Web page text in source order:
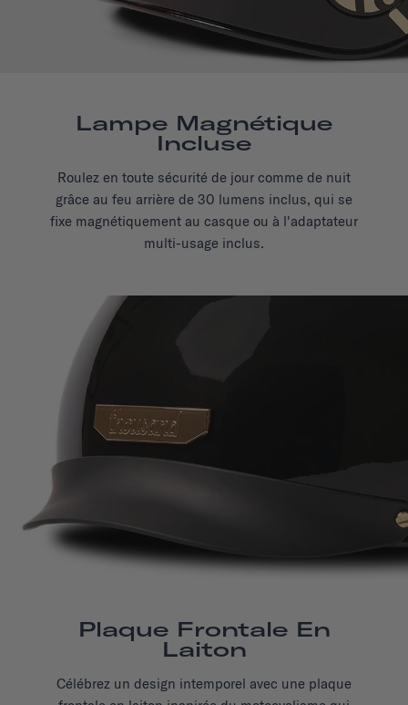
Lampe Magnétique
Incluse
Roulez en toute sécurité de jour comme de nuit
grâce au feu arrière de 30 lumens inclus, qui se
fixe magnétiquement au casque ou à l'adaptateur
multi-usage inclus.
Plaque Frontale En
Laiton
Célébrez un design intemporel avec une plaque